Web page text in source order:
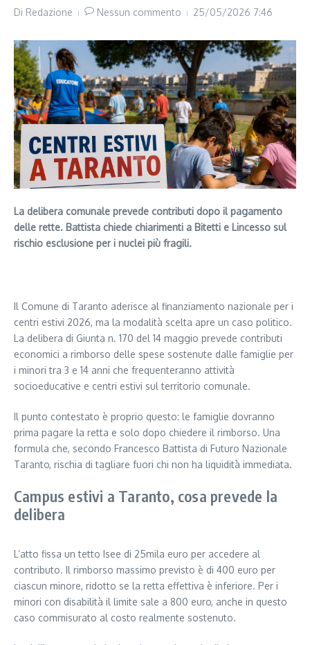
Di Redazione Nessun commento 25/05/2026 7:46
La delibera comunale prevede contributi dopo il pagamento
delle rette. Battista chiede chiarimenti a Bitetti e Lincesso sul
rischio esclusione per i nuclei più fragili.
Il Comune di Taranto aderisce al finanziamento nazionale per i
centri estivi 2026, ma la modalità scelta apre un caso politico.
La delibera di Giunta n. 170 del 14 maggio prevede contributi
economici a rimborso delle spese sostenute dalle famiglie per
i minori tra 3 e 14 anni che frequenteranno attività
socioeducative e centri estivi sul territorio comunale.
Il punto contestato è proprio questo: le famiglie dovranno
prima pagare la retta e solo dopo chiedere il rimborso. Una
formula che, secondo Francesco Battista di Futuro Nazionale
Taranto, rischia di tagliare fuori chi non ha liquidità immediata.
Campus estivi a Taranto, cosa prevede la
delibera
L’atto fissa un tetto Isee di 25mila euro per accedere al
contributo. Il rimborso massimo previsto è di 400 euro per
ciascun minore, ridotto se la retta effettiva è inferiore. Per i
minori con disabilità il limite sale a 800 euro, anche in questo
caso commisurato al costo realmente sostenuto.